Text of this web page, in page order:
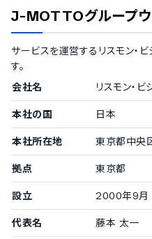
1000名以上
株式会社カクヤス/株式会
ズ/株式会社アドウェイズ
株式会社NHKビジネスクリ
300〜499名
株式会社銀座クルーズ
中小企業の導入実績
従業員数20名〜300名未満の企
ます。
100〜299名
ヤマギシリフォーム工業株式
J-MOTTOグループウ
サービスを運営する リスモン・
す。
会社名
リスモン・
本社の国 日本
本社所在地 東京都中央
拠点 東京都
設立 2000年9月
代表名 藤本 太一